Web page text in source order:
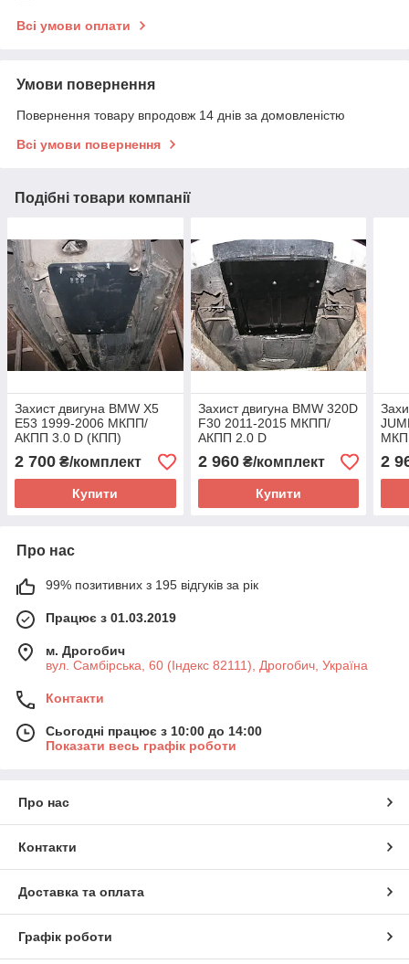
Всі умови оплати
Умови повернення
Повернення товару впродовж 14 днів за домовленістю
Всі умови повернення
Подібні товари компанії
Захист двигуна BMW X5
E53 1999-2006 МКПП/
АКПП 3.0 D (КПП)
2 700 ₴/комплект
Купити
Захист двигуна BMW 320D
F30 2011-2015 МКПП/
АКПП 2.0 D
(двигун+радіатор)
2 960₴/комплект
Купити
2
Про нас
99% позитивних з 195 відгуків за рік
Працює з 01.03.2019
м. Дрогобич
вул. Самбірська, 60 (Індекс 82111), Дрогобич, Україна
Контакти
Сьогодні працює з 10:00 до 14:00
Показати весь графік роботи
Про нас
Контакти
Доставка та оплата
Графік роботи